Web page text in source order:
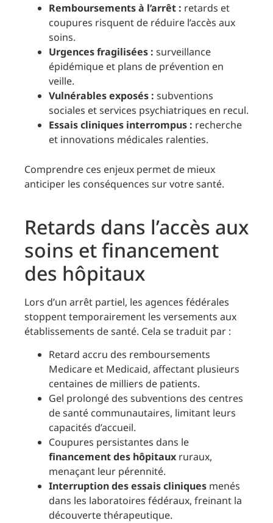
Remboursements à l’arrêt : retards et
coupures risquent de réduire l’accès aux
soins.
Urgences fragilisées : surveillance
épidémique et plans de prévention en
veille.
Vulnérables exposés : subventions
sociales et services psychiatriques en recul.
Essais cliniques interrompus : recherche
et innovations médicales ralenties.
Comprendre ces enjeux permet de mieux
anticiper les conséquences sur votre santé.
Retards dans l’accès aux
soins et financement
des hôpitaux
Lors d’un arrêt partiel, les agences fédérales
stoppent temporairement les versements aux
établissements de santé. Cela se traduit par :
Retard accru des remboursements
Medicare et Medicaid, affectant plusieurs
centaines de milliers de patients.
Gel prolongé des subventions des centres
de santé communautaires, limitant leurs
capacités d’accueil.
Coupures persistantes dans le
financement des hôpitaux ruraux,
menaçant leur pérennité.
Interruption des essais cliniques menés
dans les laboratoires fédéraux, freinant la
découverte thérapeutique.